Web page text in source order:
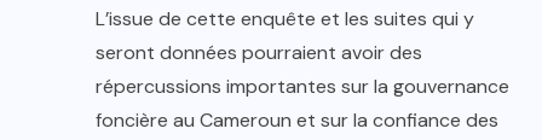
L’issue de cette enquête et les suites qui y
seront données pourraient avoir des
répercussions importantes sur la gouvernance
foncière au Cameroun et sur la confiance des